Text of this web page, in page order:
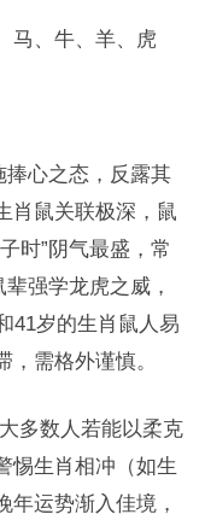
马、牛、羊、虎
捧心之态，反露其
肖鼠关联极深，鼠
时”阴气最盛，常
强学龙虎之威，
41岁的生肖鼠人易
需格外谨慎。
多数人若能以柔克
惕生肖相冲（如生
年运势渐入佳境，